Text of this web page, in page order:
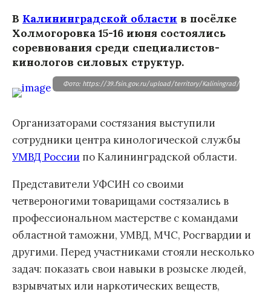
В Калининградской области в посёлке
Холмогоровка 15-16 июня состоялись
соревнования среди специалистов-
кинологов силовых структур.
Фото: https://39.fsin.gov.ru/upload/territory/Kaliningrad/
Организаторами состязания выступили
сотрудники центра кинологической службы
УМВД России по Калининградской области.
Представители УФСИН со своими
четвероногими товарищами состязались в
профессиональном мастерстве с командами
областной таможни, УМВД, МЧС, Росгвардии и
другими. Перед участниками стояли несколько
задач: показать свои навыки в розыске людей,
взрывчатых или наркотических веществ,